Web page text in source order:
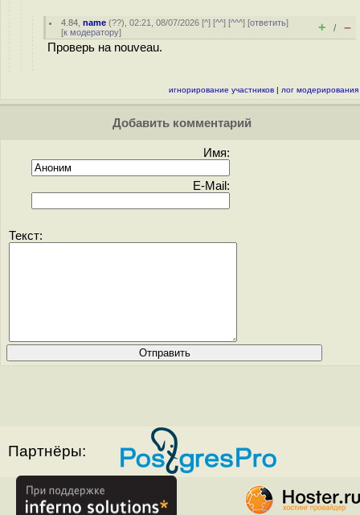
4.84 ,name (??), 02:21, 08/07/2026 [^] [^^] [^^^] [ответить]
[к модератору] + / –
Проверь на nouveau.
игнорирование участников | лог модерирования
Добавить комментарий
Имя:
E-Mail:
Текст:
Партнёры: